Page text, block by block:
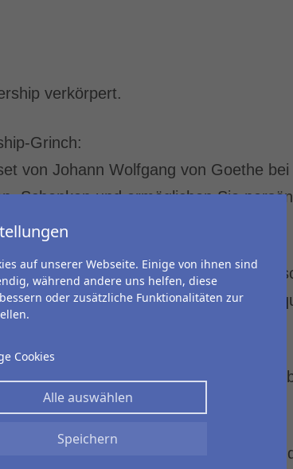
verkörpert.
Grinch:
von Johann Wolfgang von Goethe bei
Schenken und ermöglichen Sie
und vertrauensvoller
Sie gleichzeitig Respekt, auf einer
mitschwingen.
seinen Führungskräften und
Sie Ihren Führungskräften
auf unserer Webseite. Einige von ihnen sind
während andere uns helfen, diese
oder zusätzliche Funktionalitäten zur
Cookies
Alle auswählen
Speichern